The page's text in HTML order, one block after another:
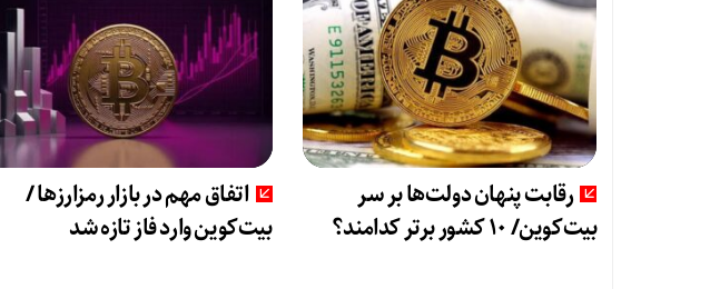
رقابت پنهان دولت‌ها بر سر
بیت‌کوین/ ۱۰ کشور برتر کدامند؟
اتفاق مهم در بازار رمزارزها /
بیت‌کوین وارد فاز تازه شد